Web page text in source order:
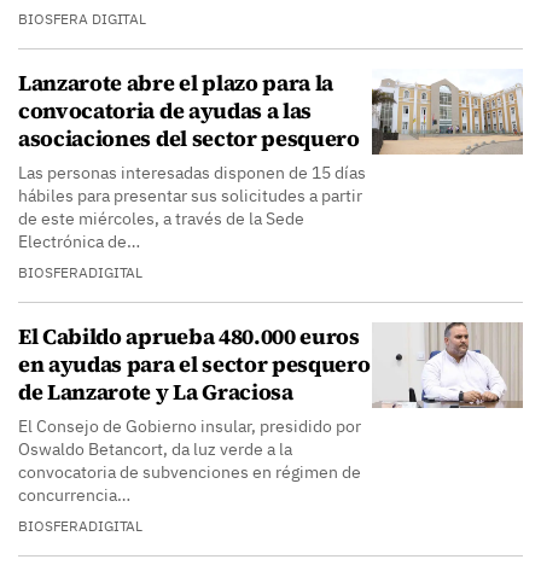
BIOSFERA DIGITAL
Lanzarote abre el plazo para la
convocatoria de ayudas a las
asociaciones del sector pesquero
Las personas interesadas disponen de 15 días
hábiles para presentar sus solicitudes a partir
de este miércoles, a través de la Sede
Electrónica de…
BIOSFERADIGITAL
El Cabildo aprueba 480.000 euros
en ayudas para el sector pesquero
de Lanzarote y La Graciosa
El Consejo de Gobierno insular, presidido por
Oswaldo Betancort, da luz verde a la
convocatoria de subvenciones en régimen de
concurrencia…
BIOSFERADIGITAL